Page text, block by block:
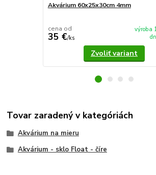
Akvárium 60x25x30cm 4mm
cena od
35 €/ks
výroba
Zvoliť variant
Tovar zaradený v kategóriách
Akvárium na mieru
Akvárium - sklo Float - číre